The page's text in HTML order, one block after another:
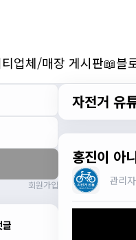
업체/매장 게시판📖블
회원가입
라는
라이
자전거 유
홍진이 아
관리자